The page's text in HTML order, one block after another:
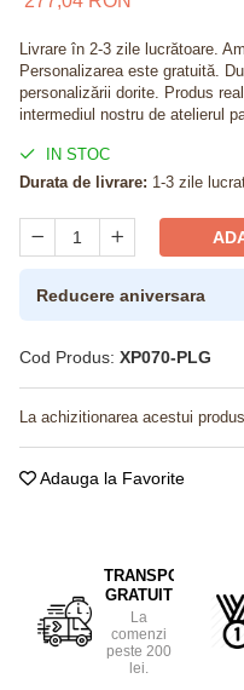
Livrare în 2-3 zile lucrătoare.
Personalizarea este gratuită.
personalizării dorite. Produs
intermediul nostru de atelierul
IN STOC
Durata de livrare: 1-3 zile
Reducere aniversara
Cod Produs: XP070-PLG
La achizitionarea acestui
Adauga la Favorite
TRANSPORT
GRATUIT
La
comenzi
peste 200
lei.